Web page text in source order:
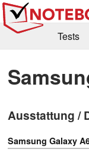
Tests
Kaufberatung
Forum
Ausstattung /
Samsung Galaxy